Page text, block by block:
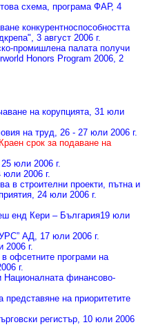
схема, програма ФАР, 4
конкурентноспособността
, 3 август 2006 г.
промишлена палата получи
Honors Program 2006 , 2
на корупцията, 31 юли
на труд, 26 - 27 юли 2006 г.
Краен срок за подаване на
юли 2006 г.
юли 2006 г.
в строителни проекти, пътна и
, 24 юли 2006 г.
енд Кери – България19 юли
АД, 17 юли 2006 г.
2006 г.
офсетните програми на
г.
финансово-
на приоритетите
регистър, 10 юли 2006